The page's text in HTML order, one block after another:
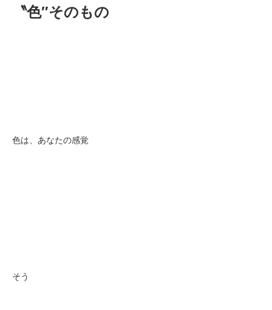
〝色″そのもの
色は、あなたの感覚
そう